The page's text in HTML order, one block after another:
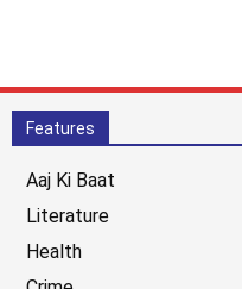
Features
Aaj Ki Baat
Literature
Health